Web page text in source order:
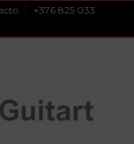
+376 825 033